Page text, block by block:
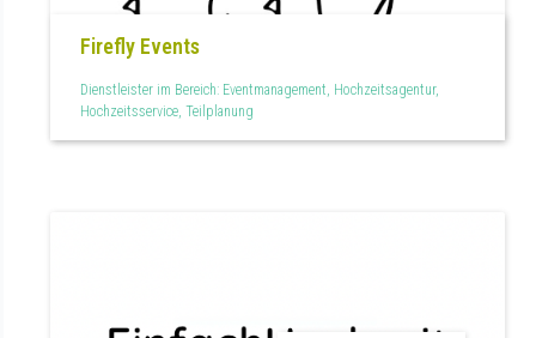
Firefly Events
Dienstleister im Bereich: Eventmanagement, Hochzeitsagentur,
Hochzeitsservice, Teilplanung